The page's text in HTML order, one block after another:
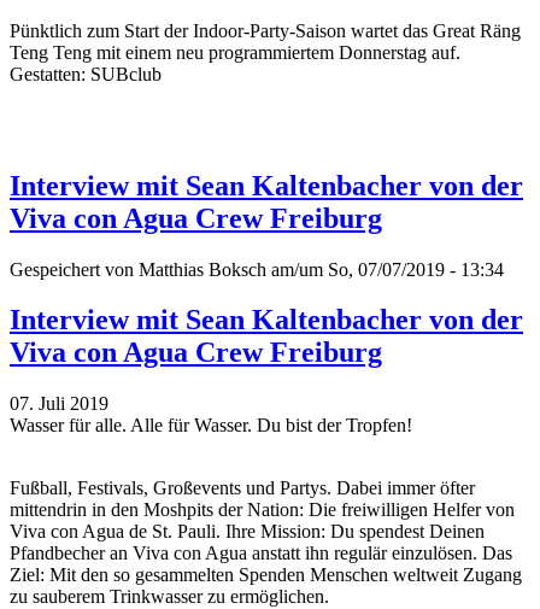
Pünktlich zum Start der Indoor-Party-Saison wartet das Great Räng
Teng Teng mit einem neu programmiertem Donnerstag auf.
Gestatten: SUBclub
Interview mit Sean Kaltenbacher von der
Viva con Agua Crew Freiburg
Gespeichert von Matthias Boksch am/um So, 07/07/2019 - 13:34
Interview mit Sean Kaltenbacher von der
Viva con Agua Crew Freiburg
07. Juli 2019
Wasser für alle. Alle für Wasser. Du bist der Tropfen!
Fußball, Festivals, Großevents und Partys. Dabei immer öfter
mittendrin in den Moshpits der Nation: Die freiwilligen Helfer von
Viva con Agua de St. Pauli. Ihre Mission: Du spendest Deinen
Pfandbecher an Viva con Agua anstatt ihn regulär einzulösen. Das
Ziel: Mit den so gesammelten Spenden Menschen weltweit Zugang
zu sauberem Trinkwasser zu ermöglichen.